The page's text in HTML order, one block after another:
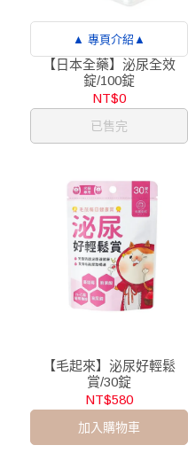
▲ 專頁介紹▲
【日本全藥】泌尿全效
錠/100錠
NT$0
已售完
【毛起來】泌尿好輕鬆
賞/30錠
NT$580
加入購物車